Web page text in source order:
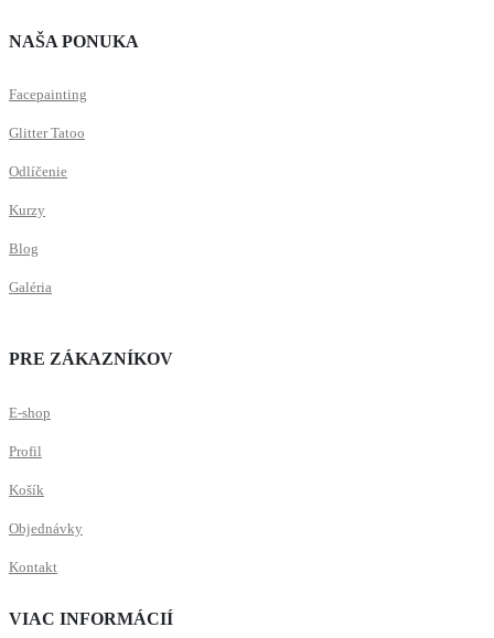
NAŠA PONUKA
Facepainting
Glitter Tatoo
Odlíčenie
Kurzy
Blog
Galéria
PRE ZÁKAZNÍKOV
E-shop
Profil
Košík
Objednávky
Kontakt
VIAC INFORMÁCIÍ